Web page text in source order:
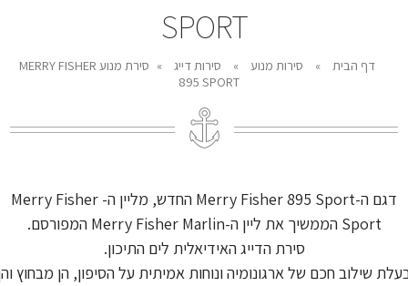
SPORT
דף הבית » סירות מנוע » סירות דייג »
סירת מנוע MERRY FISHER
895 SPORT
דגם ה-Merry Fisher 895 Sport החדש, מליין ה- Merry Fisher
Sport הממשיך את ליין ה-Merry Fisher Marlin המפורסם.
סירת הדייג האידיאלית לים התיכון.
שילוב חכם של ארגונומיה ונוחות אמיתית על הסיפון, הן מבחוץ